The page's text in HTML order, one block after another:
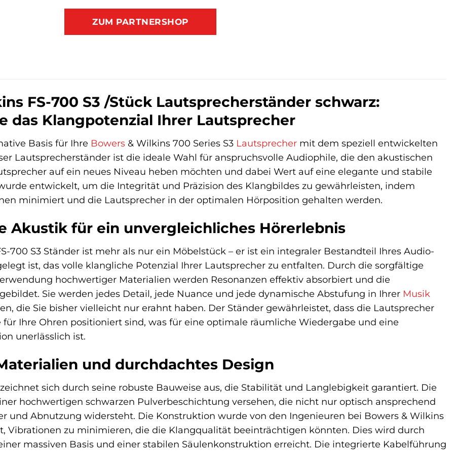
ZUM PARTNERSHOP
FS-700 S3 /Stück Lautsprecherständer schwarz:
das Klangpotenzial Ihrer Lautsprecher
Basis für Ihre Bowers & Wilkins 700 Series S3 Lautsprecher mit dem speziell entwickelten
Lautsprecherständer ist die ideale Wahl für anspruchsvolle Audiophile, die den akustischen
auf ein neues Niveau heben möchten und dabei Wert auf eine elegante und stabile
entwickelt, um die Integrität und Präzision des Klangbildes zu gewährleisten, indem
minimiert und die Lautsprecher in der optimalen Hörposition gehalten werden.
Akustik für ein unvergleichliches Hörerlebnis
700 S3 Ständer ist mehr als nur ein Möbelstück – er ist ein integraler Bestandteil Ihres Audio-
ist, das volle klangliche Potenzial Ihrer Lautsprecher zu entfalten. Durch die sorgfältige
hochwertiger Materialien werden Resonanzen effektiv absorbiert und die
Sie werden jedes Detail, jede Nuance und jede dynamische Abstufung in Ihrer Musik
die Sie bisher vielleicht nur erahnt haben. Der Ständer gewährleistet, dass die Lautsprecher
Ihre Ohren positioniert sind, was für eine optimale räumliche Wiedergabe und eine
unerlässlich ist.
und durchdachtes Design
sich durch seine robuste Bauweise aus, die Stabilität und Langlebigkeit garantiert. Die
hochwertigen schwarzen Pulverbeschichtung versehen, die nicht nur optisch ansprechend
und Abnutzung widersteht. Die Konstruktion wurde von den Ingenieuren bei Bowers & Wilkins
Vibrationen zu minimieren, die die Klangqualität beeinträchtigen könnten. Dies wird durch
massiven Basis und einer stabilen Säulenkonstruktion erreicht. Die integrierte Kabelführung